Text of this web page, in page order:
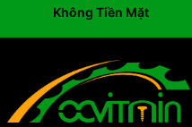
Không Tiền Mặt